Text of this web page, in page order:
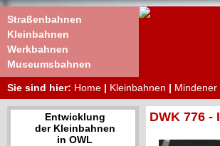
Straßenbahnen
Kleinbahnen
Werkbahnen
Museumsbahnen
Sie sind hier: Home | Kleinbahnen | Mindener
Entwicklung
der Kleinbahnen
in OWL
DWK 776 -